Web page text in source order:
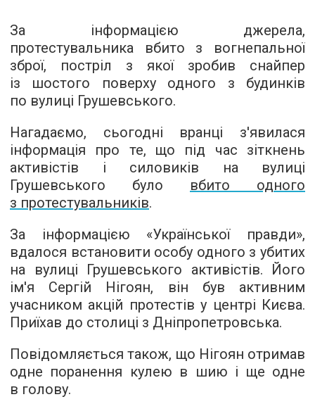
За інформацією джерела,
протестувальника вбито з вогнепальної
зброї, постріл з якої зробив снайпер
із шостого поверху одного з будинків
по вулиці Грушевського.
Нагадаємо, сьогодні вранці з'явилася
інформація про те, що під час зіткнень
активістів і силовиків на вулиці
Грушевського було вбито одного
з протестувальників.
За інформацією «Української правди»,
вдалося встановити особу одного з убитих
на вулиці Грушевського активістів. Його
ім'я Сергій Нігоян, він був активним
учасником акцій протестів у центрі Києва.
Приїхав до столиці з Дніпропетровська.
Повідомляється також, що Нігоян отримав
одне поранення кулею в шию і ще одне
в голову.